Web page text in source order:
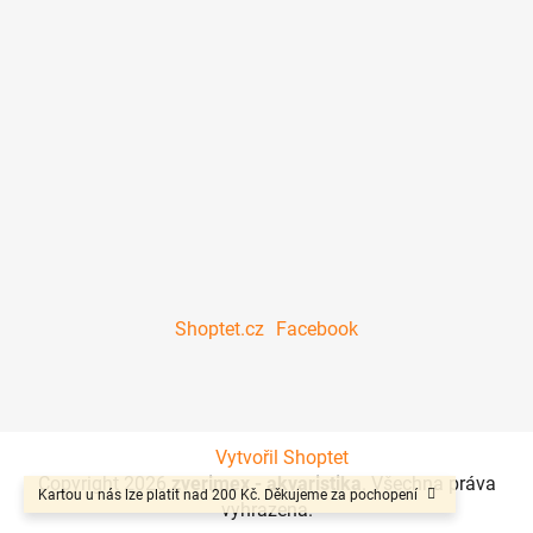
Kartou u nás lze platit nad 200 Kč. Děkujeme za pochopení
Shoptet.cz Facebook
Vytvořil Shoptet
Copyright 2026zverimex - akvaristika. Všechna práva
vyhrazena.